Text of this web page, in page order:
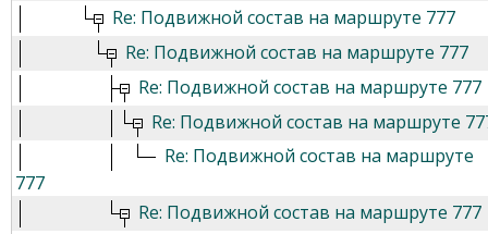
Re: Подвижной состав на маршруте 777
Re: Подвижной состав на маршруте 777
Re: Подвижной состав на маршруте 777
Re: Подвижной состав на маршруте
Re: Подвижной состав на маршруте
777
Re: Подвижной состав на маршруте 777